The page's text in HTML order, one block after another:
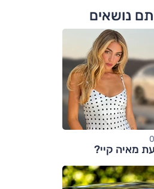
נושאים
מאיה קיי?